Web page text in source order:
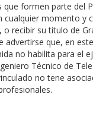
que formen parte del
cualquier momento y
o recibir su título de
advertirse que, en
no habilita para el
Técnico de
no tene